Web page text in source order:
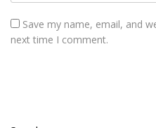
Save my name, email, and
next time I comment.